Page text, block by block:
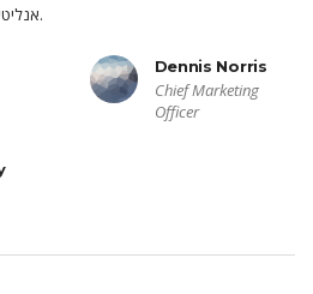
אנליטית את השונות בביקוש ובהיצע.
Dennis Norris
Chief Marketing
Officer